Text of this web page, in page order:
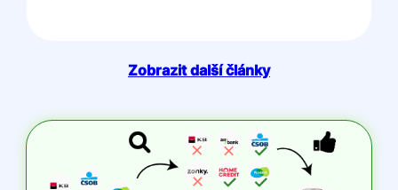
Zobrazit další články